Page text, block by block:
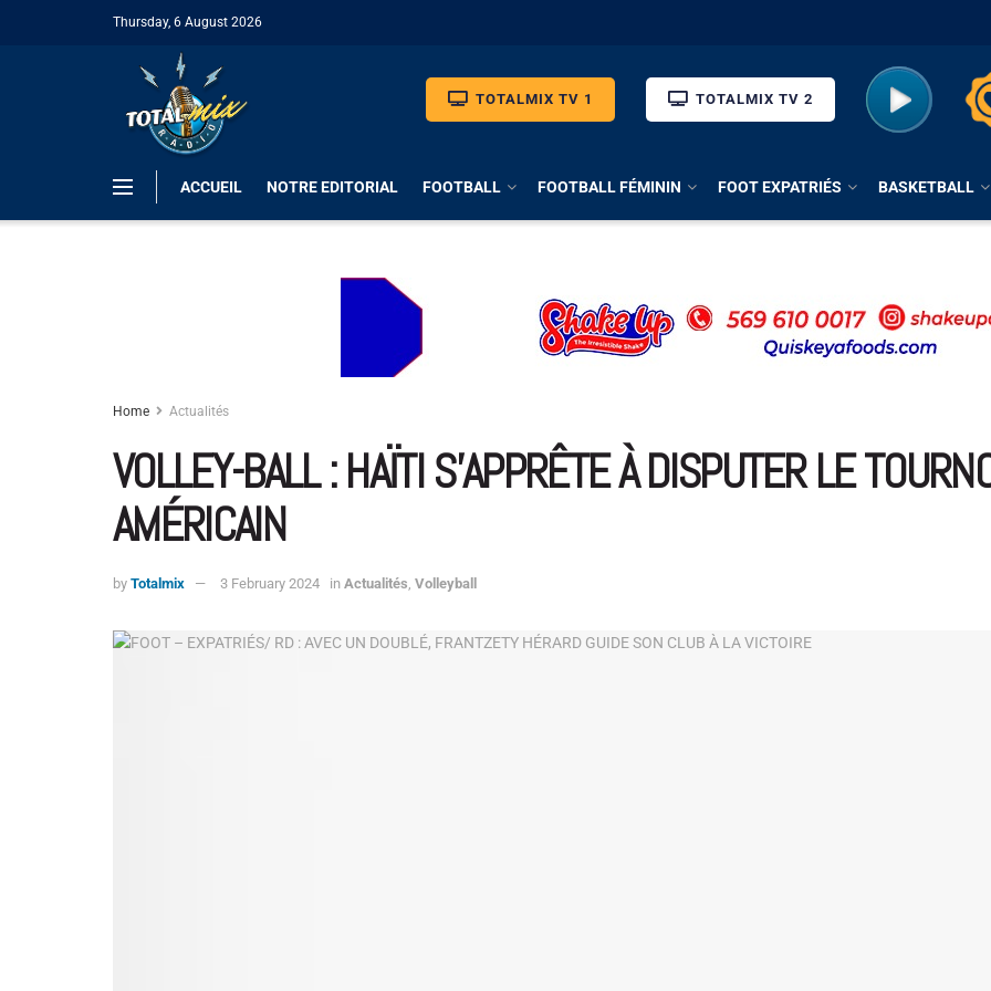
Thursday, 6 August 2026
TOTALMIX TV 1 TOTALMIX TV 2
ACCUEIL NOTRE EDITORIAL FOOTBALL FOOTBALL FÉMININ FOOT EXPATRIÉS BASKETBALL
Home Actualités
VOLLEY-BALL : HAÏTI S’APPRÊTE À DISPUTER LE
AMÉRICAIN
by Totalmix 3 February 2024 in Actualités Volleyball